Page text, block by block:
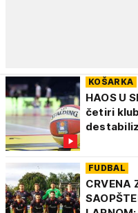
KOŠARKA
HAOS U
četiri
FUDBAL
CRVENA